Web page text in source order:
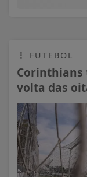
FUTEBOL
Corinthians
volta das